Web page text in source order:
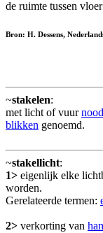
de ruimte tussen
Bron: H. Dessens,
~stakelen:
met licht of vuur
blikken genoemd.
~stakellicht:
1> eigenlijk elke
worden.
Gerelateerde termen:
2> verkorting van